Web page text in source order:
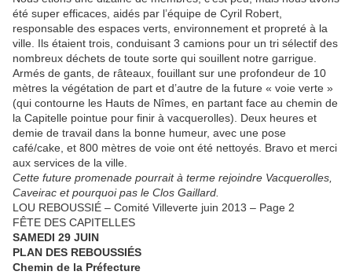
été super efficaces, aidés par l’équipe de Cyril Robert,
responsable des espaces verts, environnement et propreté à la
ville. Ils étaient trois, conduisant 3 camions pour un tri sélectif des
nombreux déchets de toute sorte qui souillent notre garrigue.
Armés de gants, de râteaux, fouillant sur une profondeur de 10
mètres la végétation de part et d’autre de la future « voie verte »
(qui contourne les Hauts de Nîmes, en partant face au chemin de
la Capitelle pointue pour finir à vacquerolles). Deux heures et
demie de travail dans la bonne humeur, avec une pose
café/cake, et 800 mètres de voie ont été nettoyés. Bravo et merci
aux services de la ville.
Cette future promenade pourrait à terme rejoindre Vacquerolles,
Caveirac et pourquoi pas le Clos Gaillard.
LOU REBOUSSIÉ – Comité Villeverte juin 2013 – Page 2
FÊTE DES CAPITELLES
SAMEDI 29 JUIN
PLAN DES REBOUSSIÉS
Chemin de la Préfecture